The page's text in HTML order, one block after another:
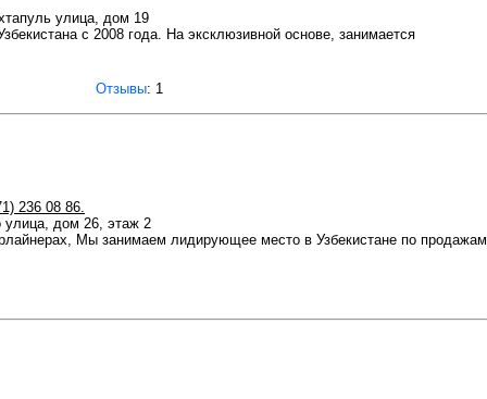
улица, дом 19
с 2008 года. На эксклюзивной основе, занимается
Отзывы: 1
236 08 86.
улица, дом 26, этаж 2
Мы занимаем лидирующее место в Узбекистане по продажам